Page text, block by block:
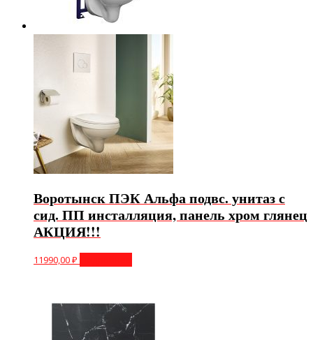
Воротынск ПЭК Альфа подвс. унитаз с
сид. ПП инсталляция, панель хром глянец
АКЦИЯ!!!
11990,00₽